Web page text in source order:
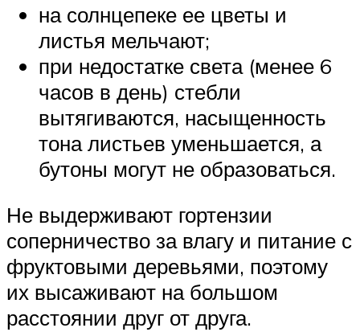
на солнцепеке ее цветы и
листья мельчают;
при недостатке света (менее 6
часов в день) стебли
вытягиваются, насыщенность
тона листьев уменьшается, а
бутоны могут не образоваться.
Не выдерживают гортензии
соперничество за влагу и питание с
фруктовыми деревьями, поэтому
их высаживают на большом
расстоянии друг от друга.